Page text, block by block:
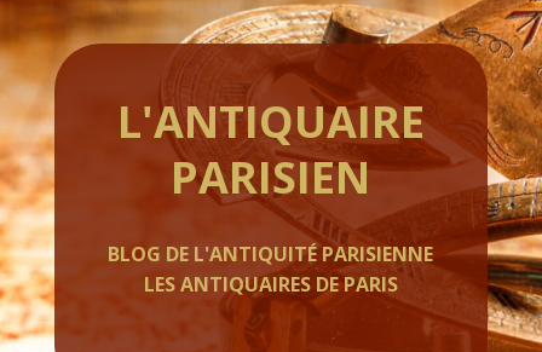
L'ANTIQUAIRE
PARISIEN
BLOG DE L'ANTIQUITÉ PARISIENNE
LES ANTIQUAIRES DE PARIS